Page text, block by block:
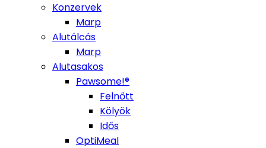
Konzervek
Marp
Alutálcás
Marp
Alutasakos
Pawsome!®
Felnőtt
Kölyök
Idős
OptiMeal